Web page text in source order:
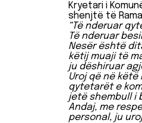
Kryetari i
shenjtë të
“Të nderuar
Të nderuar
Nesër është
këtij muaji të
ju dëshiruar
Uroj që në
qytetarët e
jetë shembull i
Andaj, me
personal, ju